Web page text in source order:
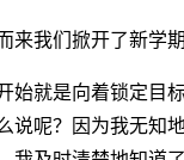
我们掀开了新学期
就是向着锁定目
说呢？因为我无知